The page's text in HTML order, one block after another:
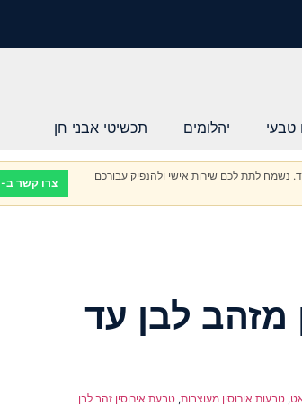
טבעי יהלומים תכשיטי אבני חן
נשמח לתת לכם שירות אישי ולהנפיק עבורכם
צרו קשר ב-WhatsApp
מזהב לבן עד
, טבעות אירוסין מעוצבות, טבעת אירוסין זהב לבן